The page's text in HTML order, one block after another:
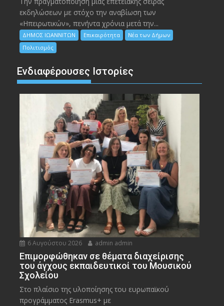
εκδηλώσεων με στόχο την αναβίωση των
«Ηπειρωτικών», πενήντα χρόνια μετά την...
ΔΗΜΟΣ ΙΩΑΝΝΙΤΩΝ Επικαιρότητα
Νέα των Δήμων
Πολιτισμός
Ενδιαφέρουσες Ιστορίες
6 Αυγούστου 2026 admin admin
Eπιμορφώθηκαν σε θέματα διαχείρισης
του άγχους εκπαιδευτικοί του Μουσικού
Σχολείου
Στο πλαίσιο της υλοποίησης του ευρωπαϊκού
προγράμματος Erasmus+ με